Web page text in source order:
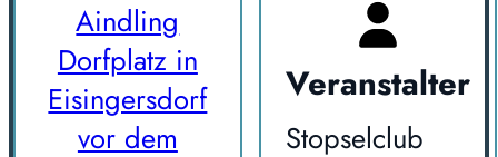
Aindling
Dorfplatz in
Eisingersdorf
vor dem
Veranstalter
Stopselclub